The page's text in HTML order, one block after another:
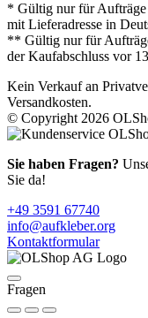
* Gültig nur für Aufträge
mit Lieferadresse in
** Gültig nur für
der Kaufabschluss vor
Kein Verkauf an
Versandkosten.
© Copyright 2026
Sie haben Fragen?
Sie da!
+49 3591 67740
info@aufkleber.org
Kontaktformular
Fragen